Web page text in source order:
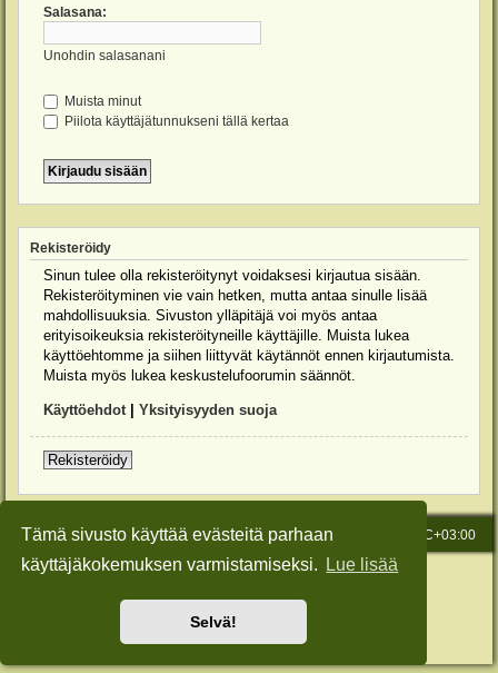
Tämä sivusto käyttää evästeitä parhaan
käyttäjäkokemuksen varmistamiseksi.
Lue lisää
Selvä!
Salasana:
Unohdin salasanani
Muista minut
Piilota käyttäjätunnukseni tällä kertaa
Rekisteröidy
Sinun tulee olla rekisteröitynyt voidaksesi kirjautua sisään.
Rekisteröityminen vie vain hetken, mutta antaa sinulle lisää
mahdollisuuksia. Sivuston ylläpitäjä voi myös antaa
erityisoikeuksia rekisteröityneille käyttäjille. Muista lukea
käyttöehtomme ja siihen liittyvät käytännöt ennen kirjautumista.
Muista myös lukea keskustelufoorumin säännöt.
Käyttöehdot| Yksityisyyden suoja
Rekisteröidy
Etusivu Kaikki ajat ovat UTC+03:00
Viesti Ylläpidolle
Keskustelufoorumin ohjelmistophpBB® Forum Software © phpBB Limited